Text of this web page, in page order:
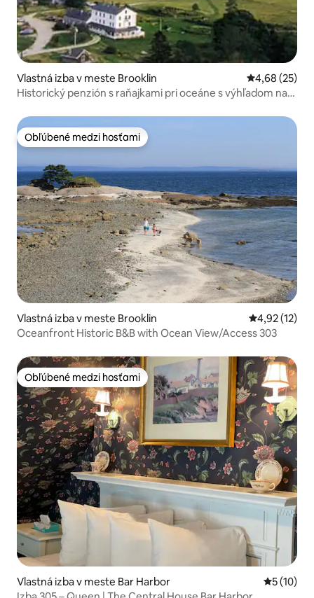
Vlastná izba v meste Brooklin Priemerné
4,68 (25)
Historický penzión s raňajkami pri oceáne s výhľadom na
Obľúbené medzi hosťami
Obľúbené medzi hosťami
Vlastná izba v meste Brooklin Priemerné
4,92 (12)
Oceanfront Historic B&B with Ocean View/Access 303
Obľúbené medzi hosťami
Obľúbené medzi hosťami
Vlastná izba v meste Bar Harbor
5 (10)